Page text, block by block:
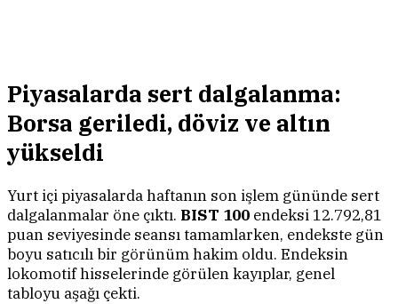
Piyasalarda sert dalgalanma:
Borsa geriledi, döviz ve altın
yükseldi
Yurt içi piyasalarda haftanın son işlem gününde sert
dalgalanmalar öne çıktı. BIST 100 endeksi 12.792,81
puan seviyesinde seansı tamamlarken, endekste gün
boyu satıcılı bir görünüm hakim oldu. Endeksin
lokomotif hisselerinde görülen kayıplar, genel
tabloyu aşağı çekti.